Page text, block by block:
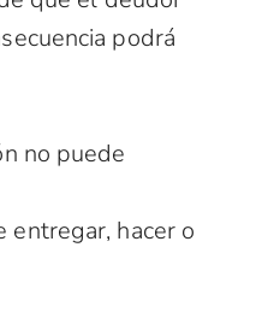
podrá
no puede
entregar, hacer o